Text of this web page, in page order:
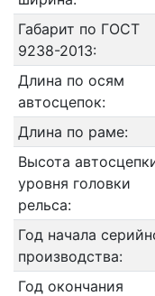
Габарит по ГОСТ
9238-2013:
Длина по осям
автосцепок:
Длина по раме:
Высота
уровня головки
рельса:
Год начала
производства:
Год окончания